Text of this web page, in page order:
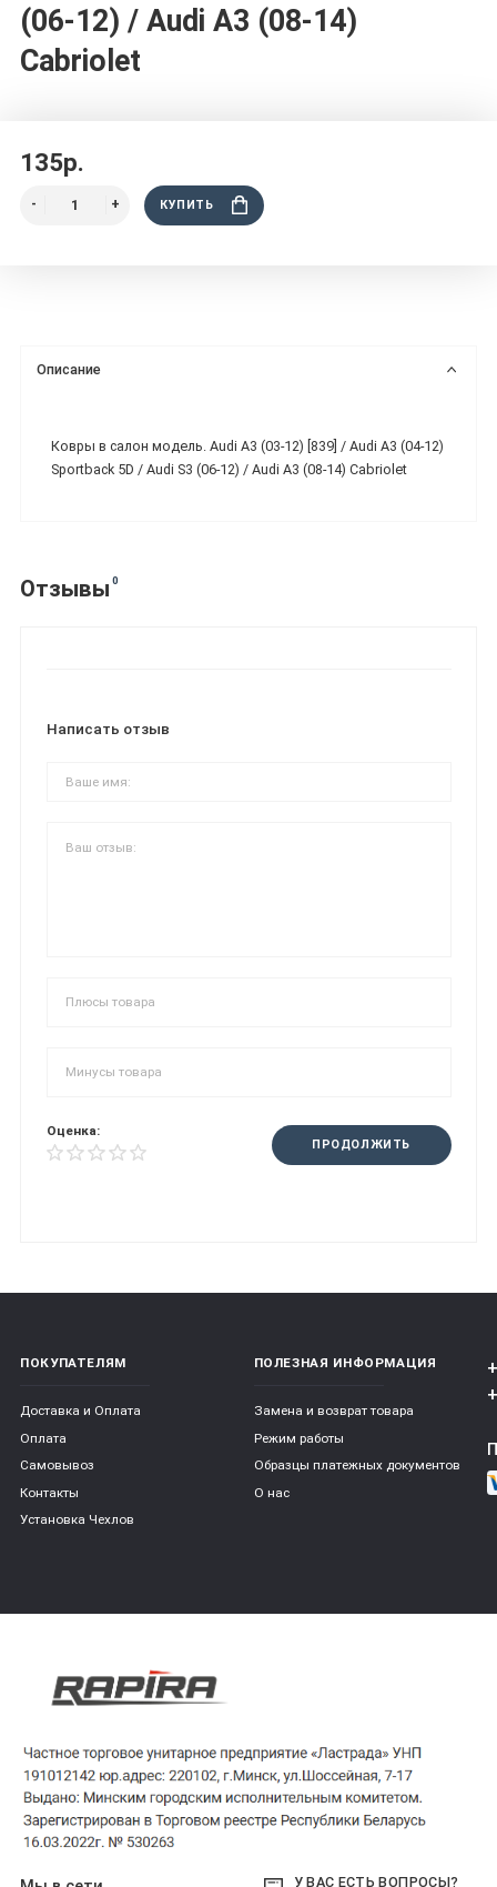
(06-12) / Audi A3 (08-14)
Cabriolet
135р.
КУПИТЬ
Описание
Ковры в салон модель. Audi A3 (03-12) [839] / Audi A3 (04-12)
Sportback 5D / Audi S3 (06-12) / Audi A3 (08-14) Cabriolet
Отзывы 0
Написать отзыв
Оценка:
ПРОДОЛЖИТЬ
ПОКУПАТЕЛЯМ
Доставка и Оплата
Оплата
Самовывоз
Контакты
Установка Чехлов
ПОЛЕЗНАЯ ИНФОРМАЦИЯ
Замена и возврат товара
Режим работы
Образцы платежных документов
О нас
У ВАС ЕСТЬ ВОПРОСЫ?